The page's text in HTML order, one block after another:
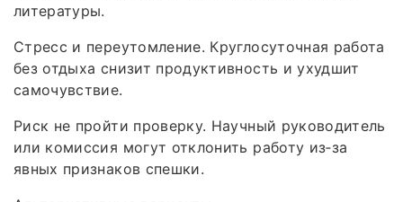
литературы.
Стресс и переутомление. Круглосуточная работа
без отдыха снизит продуктивность и ухудшит
самочувствие.
Риск не пройти проверку. Научный руководитель
или комиссия могут отклонить работу из‑за
явных признаков спешки.